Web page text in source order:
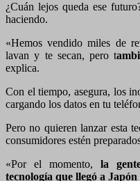
¿Cuán lejos queda ese
haciendo.
«Hemos vendido miles de
lavan y te secan, pero t
explica.
Con el tiempo, asegura, los
cargando los datos en tu
Pero no quieren lanzar esta
consumidores estén
«Por el momento, la
tecnología que llegó a Japón